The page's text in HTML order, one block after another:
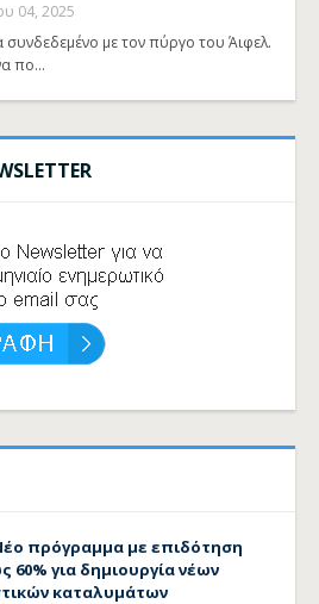
04, 2025
συνδεδεμένο με τον πύργο του Άιφελ.
πο…
πρόγραμμα με επιδότηση
60% για δημιουργία νέων
καταλυμάτων